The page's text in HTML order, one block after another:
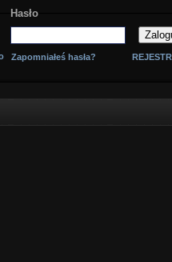
Hasło
Zapomniałeś hasła?